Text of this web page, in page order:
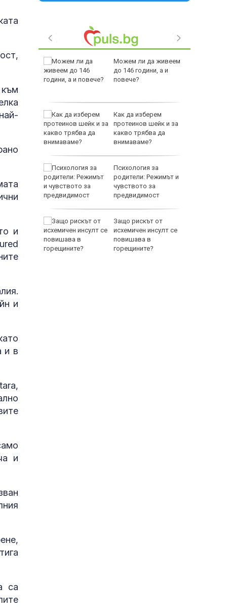
и
и
и в
и
са
16+)
10 за
за
Можем ли да живеем
до 146 години, а и
повече?
Как да изберем
протеинов шейк и за
какво трябва да
внимаваме?
Психология за
родители: Режимът и
чувството за
предвидимост
Защо рискът от
исхемичен инсулт се
повишава в
горещините?